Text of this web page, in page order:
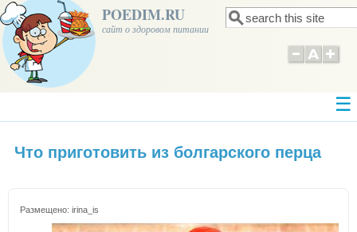
POEDIM.RU
сайт о здоровом питании Форма поиска
Поиск
Что приготовить из болгарского перца
Размещено: irina_is